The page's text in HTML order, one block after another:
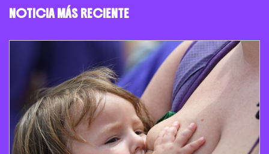
NOTICIA MÁS RECIENTE